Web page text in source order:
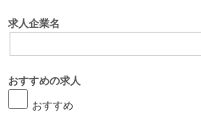
求人企業名
おすすめの求人
おすすめ